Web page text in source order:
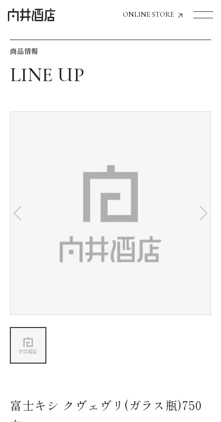
ONLINE STORE
飲食店経営のお客様
お気に入り機能の活用方法
会社情報
商品情報
富士キシ クヴェヴリ(ガラス瓶)750